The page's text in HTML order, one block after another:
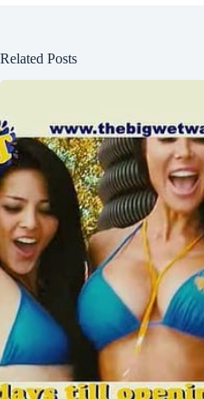
Related Posts